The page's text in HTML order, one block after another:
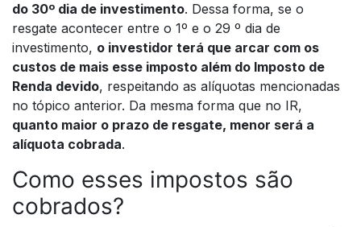
do 30º dia de investimento. Dessa forma, se o
resgate acontecer entre o 1º e o 29 º dia de
investimento, o investidor terá que arcar com os
custos de mais esse imposto além do Imposto de
Renda devido, respeitando as alíquotas mencionadas
no tópico anterior. Da mesma forma que no IR,
quanto maior o prazo de resgate, menor será a
alíquota cobrada.
Como esses impostos são
cobrados?